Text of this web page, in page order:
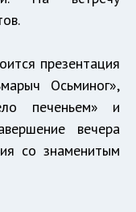
презентация
Осьминог»,
печеньем» и
вечера
со знаменитым